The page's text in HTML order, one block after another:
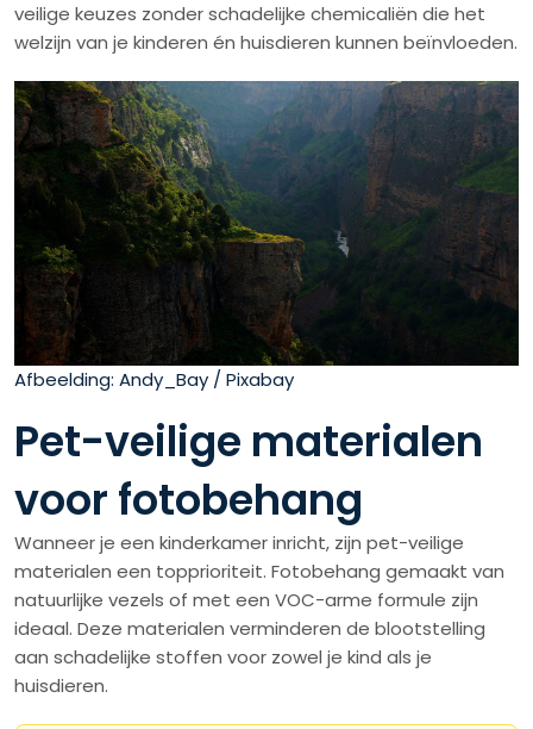
veilige keuzes zonder schadelijke chemicaliën die het
welzijn van je kinderen én huisdieren kunnen beïnvloeden.
Afbeelding: Andy_Bay / Pixabay
Pet-veilige materialen
voor fotobehang
Wanneer je een kinderkamer inricht, zijn pet-veilige
materialen een topprioriteit. Fotobehang gemaakt van
natuurlijke vezels of met een VOC-arme formule zijn
ideaal. Deze materialen verminderen de blootstelling
aan schadelijke stoffen voor zowel je kind als je
huisdieren.